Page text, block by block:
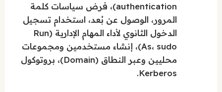
authentication)، فرض سياسات كلمة
المرور، الوصول عن بُعد، استخدام تسجيل
الدخول الثانوي لأداء المهام الإدارية (Run
As، sudo)، إنشاء مستخدمين ومجموعات
محليين وعبر النطاق (Domain)، بروتوكول
Kerberos.